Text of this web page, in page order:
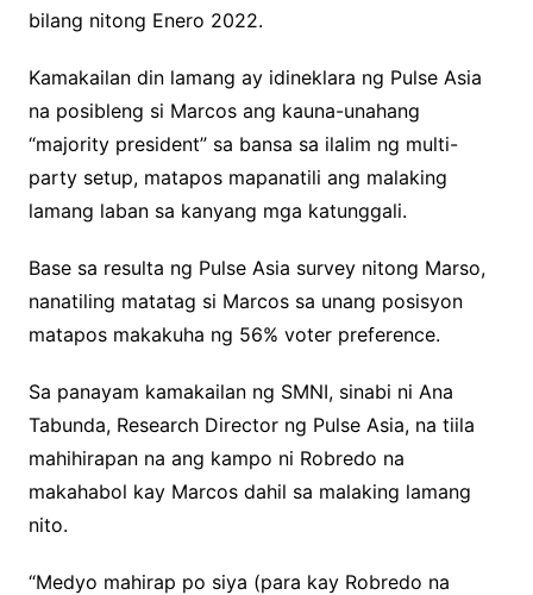
bilang nitong Enero 2022.
Kamakailan din lamang ay idineklara ng Pulse Asia
na posibleng si Marcos ang kauna-unahang
“majority president” sa bansa sa ilalim ng multi-
party setup, matapos mapanatili ang malaking
lamang laban sa kanyang mga katunggali.
Base sa resulta ng Pulse Asia survey nitong Marso,
nanatiling matatag si Marcos sa unang posisyon
matapos makakuha ng 56% voter preference.
Sa panayam kamakailan ng SMNI, sinabi ni Ana
Tabunda, Research Director ng Pulse Asia, na tiila
mahihirapan na ang kampo ni Robredo na
makahabol kay Marcos dahil sa malaking lamang
nito.
“Medyo mahirap po siya (para kay Robredo na